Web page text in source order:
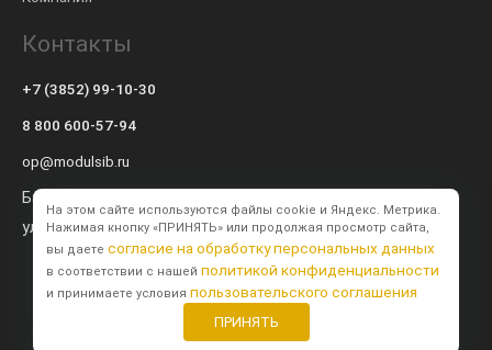
Контакты
+7 (3852) 99-10-30
8 800 600-57-94
op@modulsib.ru
Барнаул
ул. Калинина, 71 к2
BTB Digital
На этом сайте используются файлы cookie и Яндекс. Метрика.
Нажимая кнопку «ПРИНЯТЬ» или продолжая просмотр сайта,
вы даете согласие на обработку персональных данных
в соответствии с нашей политикой конфиденциальности
и принимаете условия пользовательского соглашения
ПРИНЯТЬ